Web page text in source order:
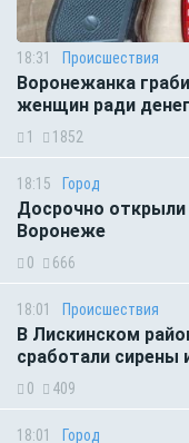
18:31 Происшествия
Воронежанка
женщин ради денег
1 1852
18:15 Город
Досрочно
Воронеже
0 666
18:01 Происшествия
В Лискинском
сработали сирены
0 409
18:01 Город